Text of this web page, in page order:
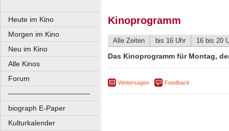
Heute im Kino
Morgen im Kino
Neu im Kino
Alle Kinos
Forum
––––––––––––––––––––
biograph E-Paper
Kulturkalender
Kinoprogramm
Alle Zeiten bis 16 Uhr 16 bis 20
Das Kinoprogramm für Montag,
Weitersagen Feedback